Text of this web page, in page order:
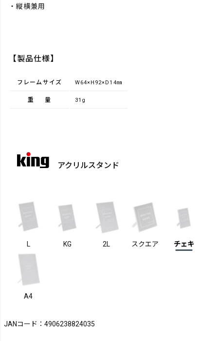
・縦横兼用
【製品仕様】
フレームサイズ W64×H92×D14㎜
重量 31g
アクリルスタンド
L KG 2L スクエア チェキ
A4
JANコード：4906238824035